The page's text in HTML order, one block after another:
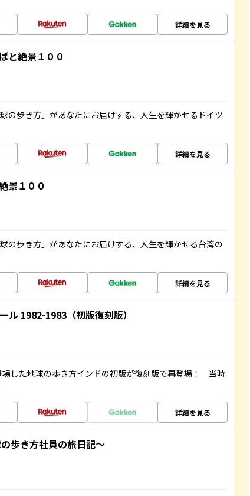
詳細を見る
と絶景１００
の歩き方」があなたにお届けする、人生を輝かせるドイツ
詳細を見る
景１００
の歩き方」があなたにお届けする、人生を輝かせる台湾の
詳細を見る
ル 1982-1983（初版復刻版）
した地球の歩き方インドの初版が復刻版で再登場！ 当時
詳細を見る
歩き方社員の旅日記～